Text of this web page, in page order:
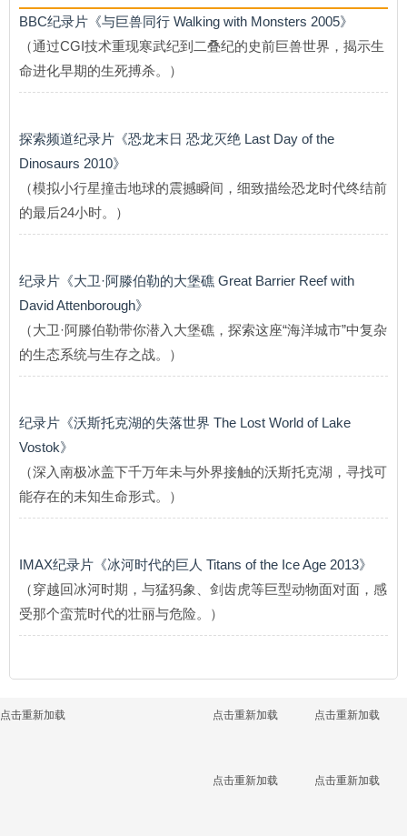
BBC纪录片《与巨兽同行 Walking with Monsters 2005》
（通过CGI技术重现寒武纪到二叠纪的史前巨兽世界，揭示生
命进化早期的生死搏杀。）
探索频道纪录片《恐龙末日 恐龙灭绝 Last Day of the
Dinosaurs 2010》
（模拟小行星撞击地球的震撼瞬间，细致描绘恐龙时代终结前
的最后24小时。）
纪录片《大卫·阿滕伯勒的大堡礁 Great Barrier Reef with
David Attenborough》
（大卫·阿滕伯勒带你潜入大堡礁，探索这座“海洋城市”中复杂
的生态系统与生存之战。）
纪录片《沃斯托克湖的失落世界 The Lost World of Lake
Vostok》
（深入南极冰盖下千万年未与外界接触的沃斯托克湖，寻找可
能存在的未知生命形式。）
IMAX纪录片《冰河时代的巨人 Titans of the Ice Age 2013》
（穿越回冰河时期，与猛犸象、剑齿虎等巨型动物面对面，感
受那个蛮荒时代的壮丽与危险。）
点击重新加载 点击重新加载 点击重新加载
点击重新加载 点击重新加载